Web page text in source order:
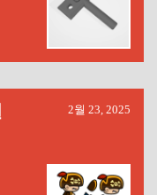
2월 23, 2025